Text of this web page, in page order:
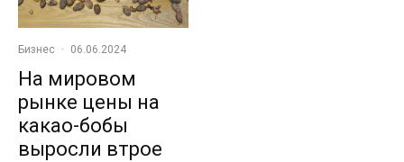
Бизнес · 06.06.2024
На мировом
рынке цены на
какао-бобы
выросли втрое